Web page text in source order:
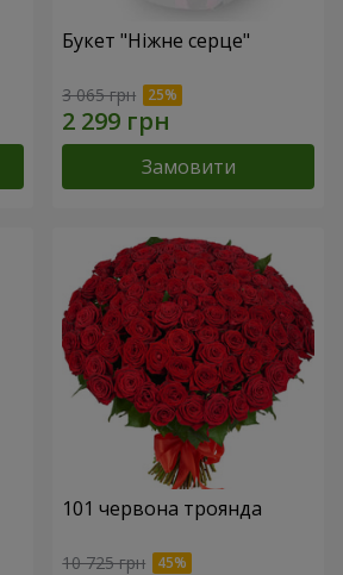
Букет "Ніжне серце"
3 065 грн
Замовити
101 червона троянда
10 725 грн